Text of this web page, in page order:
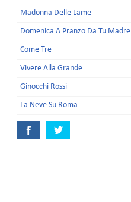
Madonna Delle Lame
Domenica A Pranzo Da Tu Madre
Come Tre
Vivere Alla Grande
Ginocchi Rossi
La Neve Su Roma